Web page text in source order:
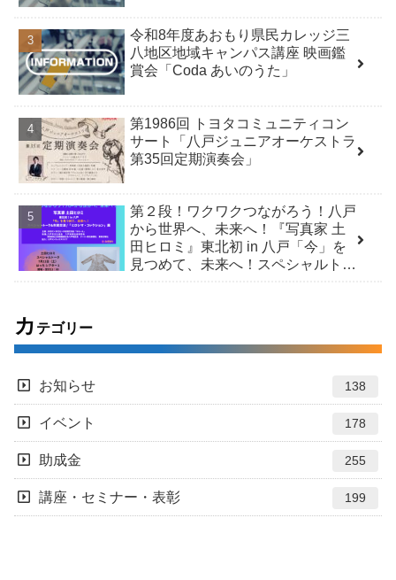
令和8年度あおもり県民カレッジ三
八地区地域キャンパス講座 映画鑑
賞会「Coda あいのうた」
第1986回 トヨタコミュニティコン
サート「八戸ジュニアオーケストラ
第35回定期演奏会」
第２段！ワクワクつながろう！八戸
から世界へ、未来へ！『写真家 土
田ヒロミ』東北初 in 八戸「今」を
見つめて、未来へ！スペシャルトー
カ テゴリー
お知らせ 138
イベント 178
助成金 255
講座・セミナー・表彰 199